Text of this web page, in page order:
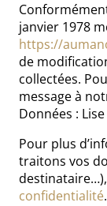
janvier 1978
https://
de
collectées.
message à
Données :
Pour plus
traitons vos
confidentialité.